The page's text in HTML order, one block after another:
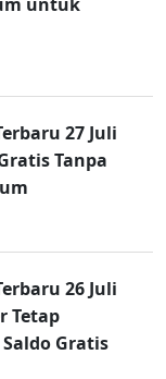
27 Juli
Tanpa
26 Juli
Tetap
Gratis